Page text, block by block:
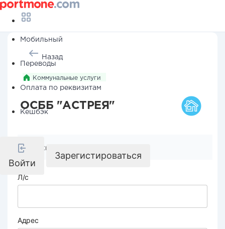
Мобильный
Переводы
Оплата по реквизитам
Кешбэк
Войти
Зарегистироваться
Назад
Коммунальные услуги
ОСББ "АСТРЕЯ"
Реквизиты компании
Л/с
Адрес